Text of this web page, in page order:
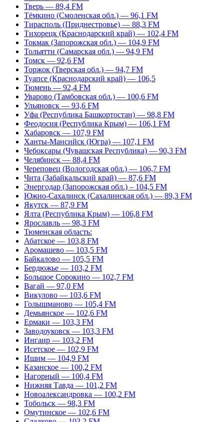
Тверь — 89,4 FM
Тёмкино (Смоленская обл.) — 96,1 FM
Тирасполь (Приднестровье) — 88,3 FM
Тихорецк (Краснодарский край) — 102,4 FM
Токмак (Запорожская обл.) — 104,9 FM
Тольятти (Самарская обл.) — 94,9 FM
Томск — 92,6 FM
Торжок (Тверская обл.) — 94,7 FM
Туапсе (Краснодарский край) — 106,5
Тюмень — 92,4 FM
Уварово (Тамбовская обл.) — 100,6 FM
Ульяновск — 93,6 FM
Уфа (Республика Башкортостан) — 98,8 FM
Феодосия (Республика Крым) — 106,1 FM
Хабаровск — 107,9 FM
Ханты-Мансийск (Югра) — 107,1 FM
Чебоксары (Чувашская Республика) — 90,3 FM
Челябинск — 88,4 FM
Череповец (Вологодская обл.) — 106,7 FM
Чита (Забайкальский край) — 87,6 FM
Энергодар (Запорожская обл.) – 104,5 FM
Южно-Сахалинск (Сахалинская обл.) — 89,3 FM
Якутск — 87,9 FM
Ялта (Республика Крым) — 106,8 FM
Ярославль — 98,3 FM
Тюменская область:
Абатское — 103,8 FM
Аромашево — 103,5 FM
Байкалово — 105,5 FM
Бердюжье — 103,2 FM
Большое Сорокино — 102,7 FM
Вагай — 97,0 FM
Викулово — 103,6 FM
Голышманово — 105,4 FM
Демьянское — 102,6 FM
Ермаки — 103,3 FM
Заводоуковск — 103,3 FM
Ингаир — 103,2 FM
Исетское — 102,9 FM
Ишим — 104,9 FM
Казанское — 100,2 FM
Нагорный — 100,4 FM
Нижняя Тавда — 101,2 FM
Новоалександровка — 100,2 FM
Тобольск — 98,3 FM
Омутинское — 102,6 FM